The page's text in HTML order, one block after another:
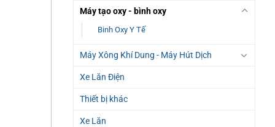
Máy tạo oxy - bình oxy
Binh Oxy Y Tế
Máy Xông Khí Dung - Máy Hút Dịch
Xe Lăn Điện
Thiết bị khác
Xe Lăn